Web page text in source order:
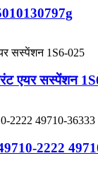
एयर सस्पेंशन
2222